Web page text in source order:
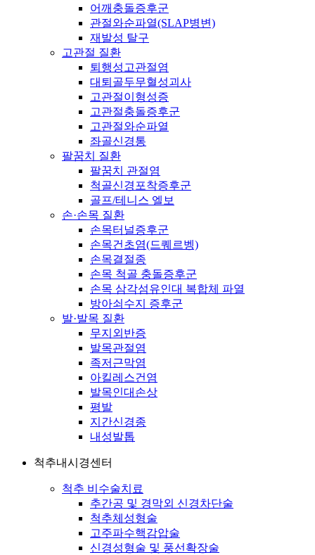
어깨충돌증후군
관절와순파열(SLAP병변)
재발성 탈구
고관절 질환
퇴행성고관절염
대퇴골두무혈성괴사
고관절이형성증
고관절충돌증후군
고관절와순파열
좌골신경통
팔꿈치 질환
팔꿈치 관절염
척골신경포착증후군
골프/테니스 엘보
손·손목 질환
손목터널증후군
손목건초염(드퀘르벵)
손목결절종
손목 척골 충돌증후군
손목 삼각섬유인대 복합체 파열
방아쇠수지 증후군
발·발목 질환
무지외반증
발목관절염
족저근막염
아킬레스건염
발목인대손상
평발
지간신경종
내성발톱
척추내시경센터
척추 비수술치료
추간공 및 경막외 신경차단술
척추체성형술
고주파수핵감압술
신경성형술 및 풍선확장술